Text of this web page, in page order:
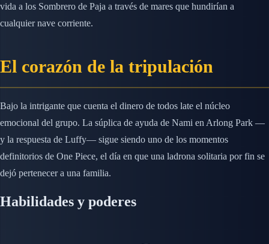
vida a los Sombrero de Paja a través de mares que hundirían a
cualquier nave corriente.
El corazón de la tripulación
Bajo la intrigante que cuenta el dinero de todos late el núcleo
emocional del grupo. La súplica de ayuda de Nami en Arlong Park —
y la respuesta de Luffy— sigue siendo uno de los momentos
definitorios de One Piece, el día en que una ladrona solitaria por fin se
dejó pertenecer a una familia.
Habilidades y poderes